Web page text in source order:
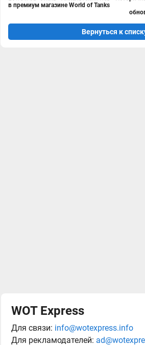
в премиум магазине World of Tanks
Вернуться к
WOT Express
Для связи: info@wotexpress.info
Для рекламодателей: